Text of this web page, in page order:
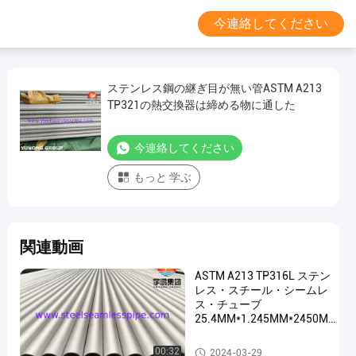
今連絡してください
ステンレス鋼の継ぎ目が無い管ASTM A213
TP321の熱交換器は締める物に通した
今連絡してください
もっと 学ぶ
関連動画
00:32
ASTM A213 TP316L ステン
レス・スチール・シームレ
ス・チューブ
25.4MM*1.245MM*2450MM
ステンレス鋼の継ぎ目が無い管
2024-03-29